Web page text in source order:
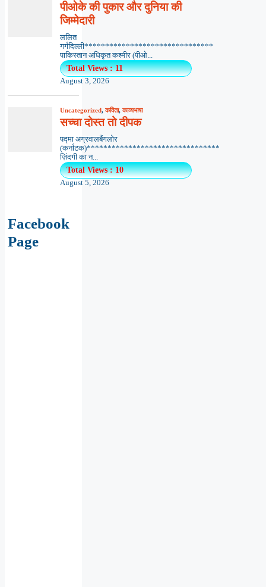
पीओके की पुकार और दुनिया की
जिम्मेदारी
ललित
गर्गदिल्ली*******************************
पाकिस्तान अधिकृत कश्मीर (पीओ...
Total Views : 11
August 3, 2026
Uncategorized,कविता,काव्यभाषा
सच्चा दोस्त तो दीपक
पद्मा अग्रवालबैंगलोर
(कर्नाटक)********************************
ज़िंदगी का न...
Total Views : 10
August 5, 2026
Facebook
Page